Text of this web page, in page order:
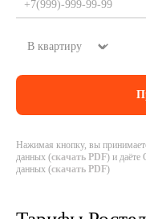
Нажимая кнопку, вы
данных (скачать PDF) и даёте
данных (скачать PDF)